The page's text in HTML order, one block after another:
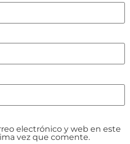
electrónico y web en este
vez que comente.